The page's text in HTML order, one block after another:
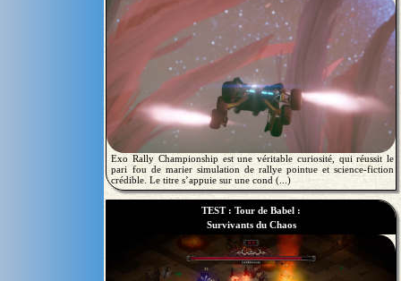
Exo Rally Championship est une véritable curiosité, qui réussit le
pari fou de marier simulation de rallye pointue et science-fiction
crédible. Le titre s’appuie sur une cond (...)
TEST : Tour de Babel :
Survivants du Chaos